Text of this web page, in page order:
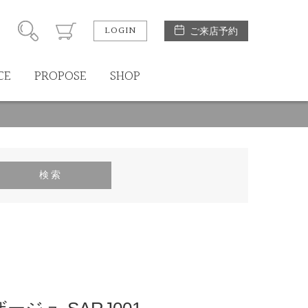
LOGIN ご来店予約
PROPOSE SHOP